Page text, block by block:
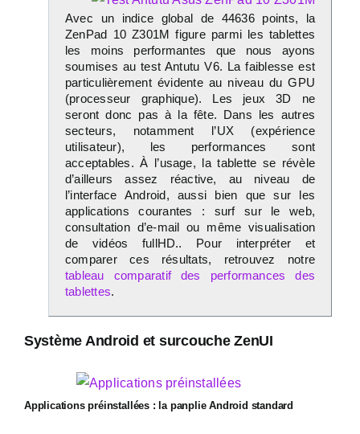
Avec un indice global de 44636 points, la
ZenPad 10 Z301M figure parmi les tablettes
les moins performantes que nous ayons
soumises au test Antutu V6. La faiblesse est
particulièrement évidente au niveau du GPU
(processeur graphique). Les jeux 3D ne
seront donc pas à la fête. Dans les autres
secteurs, notamment l’UX (expérience
utilisateur), les performances sont
acceptables. À l’usage, la tablette se révèle
d’ailleurs assez réactive, au niveau de
l’interface Android, aussi bien que sur les
applications courantes : surf sur le web,
consultation d’e-mail ou même visualisation
de vidéos fullHD.. Pour interpréter et
comparer ces résultats, retrouvez notre
tableau comparatif des performances des
tablettes.
Système Android et surcouche ZenUI
Applications préinstallées : la panplie Android standard